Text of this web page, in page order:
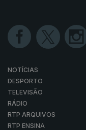
NOTÍCIAS
DESPORTO
TELEVISÃO
RÁDIO
RTP ARQUIVOS
RTP ENSINA